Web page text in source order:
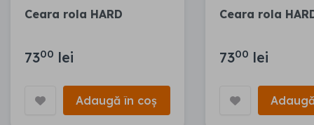
Ceara rola HARD
7300 lei
Adaugă în coș
Ceara rola
7300 lei